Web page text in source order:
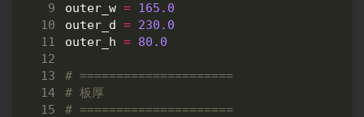
outer_w = 165.0
outer_d = 230.0
outer_h = 80.0
# =====================
# 板厚
# =====================